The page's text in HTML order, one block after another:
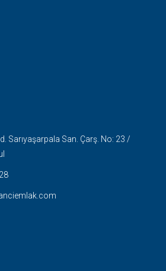
Sarıyaşarpala San. Çarş. No: 23 /